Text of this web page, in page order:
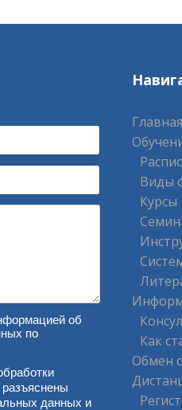
об
по
данных и
Главная
Виды
Курсы
Как
Обмен